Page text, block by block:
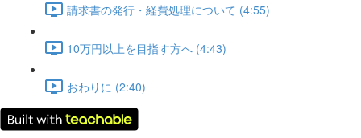
請求書の発行・経費処理について (4:55)
10万円以上を目指す方へ (4:43)
おわりに (2:40)